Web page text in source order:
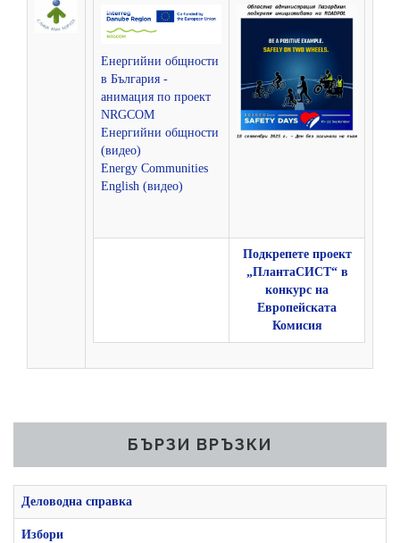
Енергийни общности
в България -
aнимация по проект
NRGCOM
Енергийни общности
(видео)
Energy Communities
English (видео)
Подкрепете проект
„ПлантаСИСТ“ в
конкурс на
Европейската
Комисия
БЪРЗИ ВРЪЗКИ
Деловодна справка
Избори